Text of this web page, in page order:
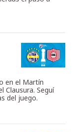
en el Martín
Clausura. Seguí
del juego.